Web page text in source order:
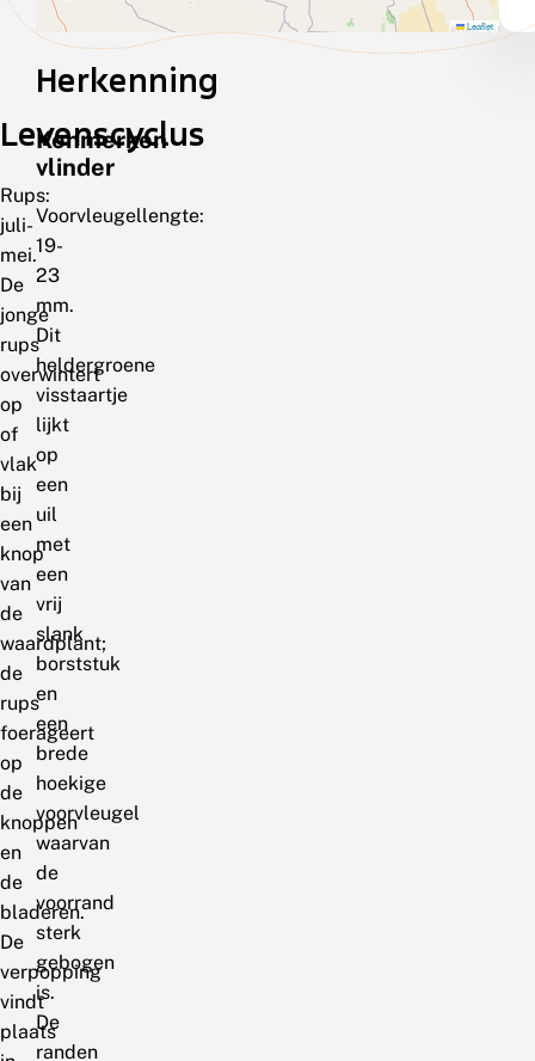
Leaflet
Levenscyclus
Rups:
juli-
mei.
De
jonge
rups
overwintert
op
of
vlak
bij
een
knop
van
de
waardplant;
de
rups
foerageert
op
de
knoppen
en
de
bladeren.
De
verpopping
vindt
plaats
Herkenning
Kenmerken
vlinder
Voorvleugellengte:
19-
23
mm.
Dit
heldergroene
visstaartje
lijkt
op
een
uil
met
een
vrij
slank
borststuk
en
een
brede
hoekige
voorvleugel
waarvan
de
voorrand
sterk
gebogen
is.
De
randen